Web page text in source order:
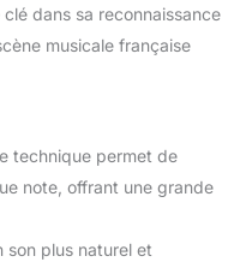
dans sa reconnaissance
musicale française
technique permet de
note, offrant une grande
plus naturel et